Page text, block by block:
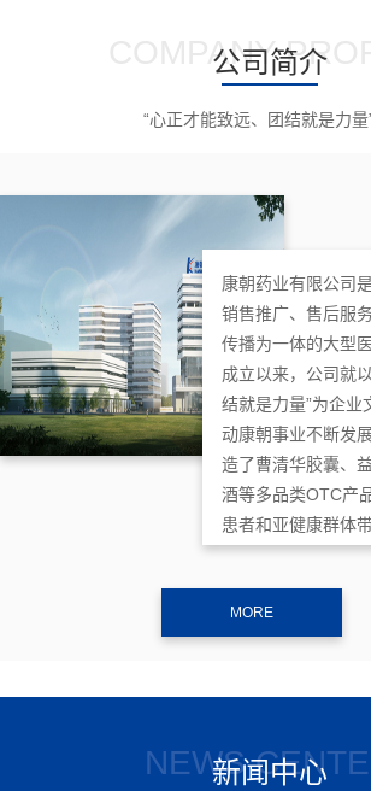
COMPANY
公司简介
“心正才能致远、团结就是力量
康朝药业有限公司
销售推广、售后服
传播为一体的大型
成立以来，公司就
结就是力量”为企业
动康朝事业不断发
造了曹清华胶囊、
酒等多品类OTC产
患者和亚健康群体
一样的康朝”倍受瞩
高质量发展的一支重
NEWS新闻中心